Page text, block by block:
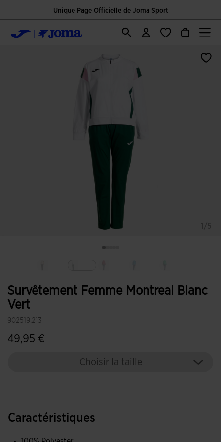
Unique Page Officielle de Joma Sport
Survêtement Femme Montreal Blanc
Vert
902519.213
49,95 €
Choisir la taille
Caractéristiques